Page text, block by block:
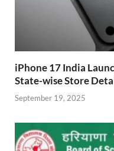
iPhone 17 India
State-wise Store
September 19, 2025